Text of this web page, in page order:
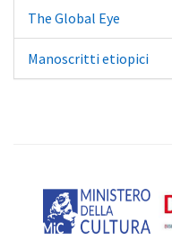
The Global Eye
Manoscritti etiopici